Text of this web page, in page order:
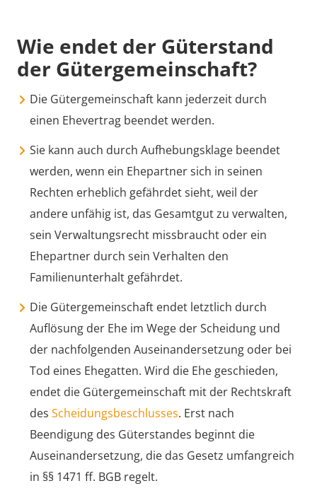
Wie endet der Güterstand
der Gütergemeinschaft?
Die Gütergemeinschaft kann jederzeit durch
einen Ehevertrag beendet werden.
Sie kann auch durch Aufhebungsklage beendet
werden, wenn ein Ehepartner sich in seinen
Rechten erheblich gefährdet sieht, weil der
andere unfähig ist, das Gesamtgut zu verwalten,
sein Verwaltungsrecht missbraucht oder ein
Ehepartner durch sein Verhalten den
Familienunterhalt gefährdet.
Die Gütergemeinschaft endet letztlich durch
Auflösung der Ehe im Wege der Scheidung und
der nachfolgenden Auseinandersetzung oder bei
Tod eines Ehegatten. Wird die Ehe geschieden,
endet die Gütergemeinschaft mit der Rechtskraft
des Scheidungsbeschlusses. Erst nach
Beendigung des Güterstandes beginnt die
Auseinandersetzung, die das Gesetz umfangreich
in §§ 1471 ff. BGB regelt.